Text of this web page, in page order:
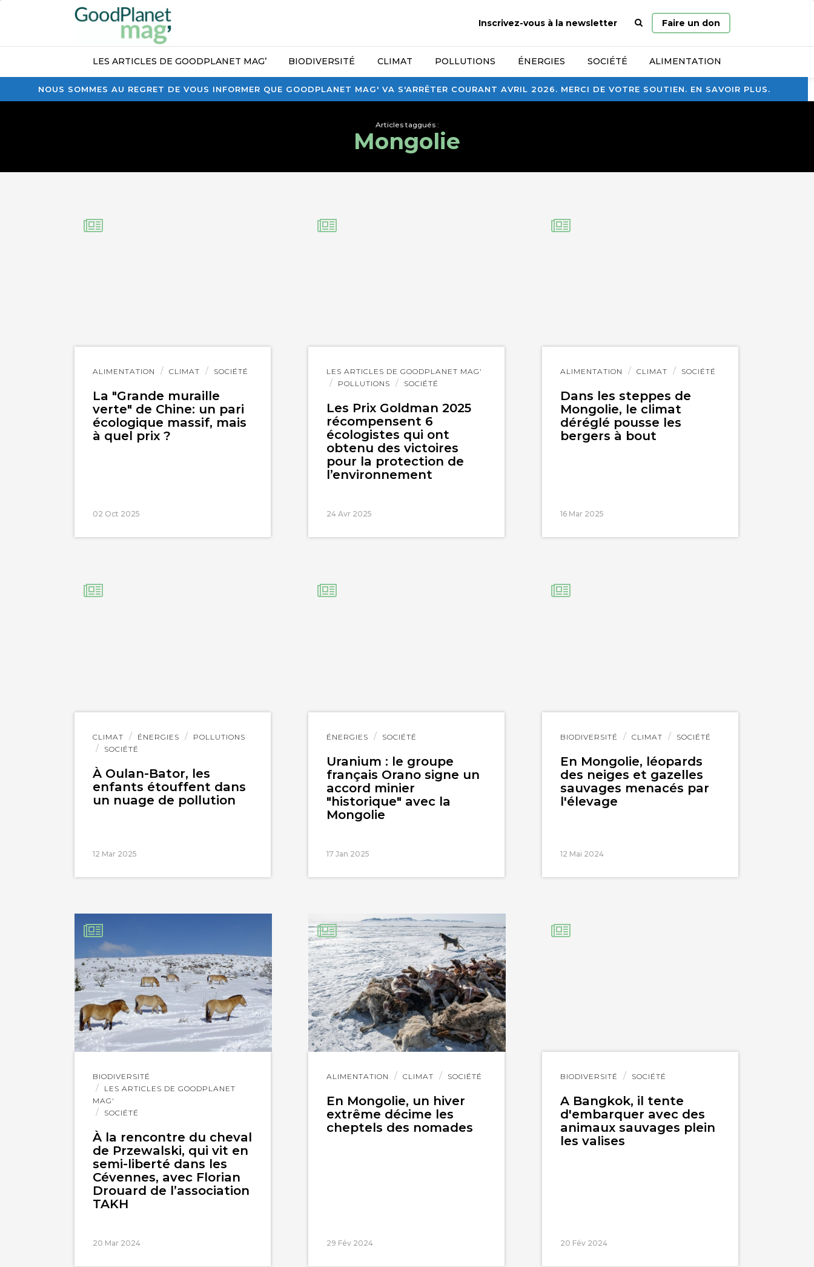
NOUS SOMMES AU REGRET DE VOUS INFORMER QUE GOODPLANET MAG' VA S'ARRÊTER COURANT AVRIL 2026. MERCI DE VOTRE SOUTIEN. EN SAVOIR PLUS.
Inscrivez-vous à la newsletter
Page
d’accueil
Faire un don
LES ARTICLES DE GOODPLANET MAG’ BIODIVERSITÉ CLIMAT POLLUTIONS ÉNERGIES SOCIÉTÉ ALIMENTATION
Articles taggués :
Mongolie
ALIMENTATION CLIMAT SOCIÉTÉ
La "Grande muraille
verte" de Chine: un pari
écologique massif, mais
à quel prix ?
02 Oct 2025
Lire
LES ARTICLES DE GOODPLANET MAG'
POLLUTIONS
SOCIÉTÉ
Les Prix Goldman 2025
récompensent 6
écologistes qui ont
obtenu des victoires
pour la protection de
l’environnement
24 Avr 2025
Lire
l'article
ALIMENTATION CLIMAT SOCIÉTÉ
Dans les steppes de
Mongolie, le climat
déréglé pousse les
bergers à bout
16 Mar 2025
Lire
CLIMAT ÉNERGIES
POLLUTIONS
SOCIÉTÉ
À Oulan-Bator, les
enfants étouffent dans
un nuage de pollution
12 Mar 2025
Lire
l'article
ÉNERGIES SOCIÉTÉ
Uranium : le groupe
français Orano signe un
accord minier
"historique" avec la
Mongolie
17 Jan 2025
Lire
BIODIVERSITÉ CLIMAT SOCIÉTÉ
En Mongolie, léopards
des neiges et gazelles
sauvages menacés par
l'élevage
12 Mai 2024
Lire
BIODIVERSITÉ
LES ARTICLES DE GOODPLANET
MAG'
SOCIÉTÉ
À la rencontre du cheval
de Przewalski, qui vit en
semi-liberté dans les
Cévennes, avec Florian
Drouard de l’association
TAKH
20 Mar 2024
Lire
l'article
ALIMENTATION CLIMAT SOCIÉTÉ
En Mongolie, un hiver
extrême décime les
cheptels des nomades
29 Fév 2024
Lire
BIODIVERSITÉ SOCIÉTÉ
A Bangkok, il tente
d'embarquer avec des
animaux sauvages plein
les valises
20 Fév 2024
Lire